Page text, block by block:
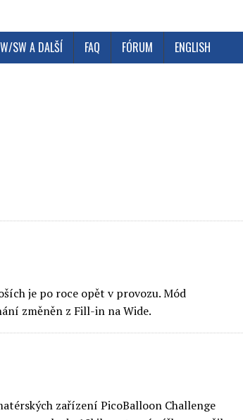
SW A DALŠÍ FAQ FÓRUM ENGLISH
je po roce opět v provozu. Mód
změněn z Fill-in na Wide.
zařízení PicoBalloon Challenge